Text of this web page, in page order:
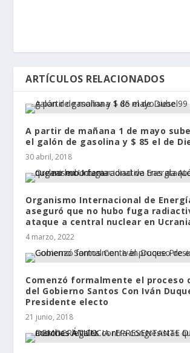
ARTÍCULOS RELACIONADOS
A partir de mañana 1 de mayo
el galón de gasolina y $ 85 el de
30 abril, 2018
Organismo Internacional de
aseguró que no hubo fuga
ataque a central nuclear en
4 marzo, 2022
Comenzó formalmente el proceso
del Gobierno Santos Con Iván
Presidente electo
21 junio, 2018